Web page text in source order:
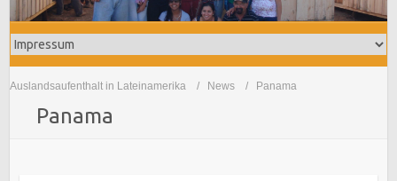
Auslandsaufenthalt in Lateinamerika News Panama
Panama